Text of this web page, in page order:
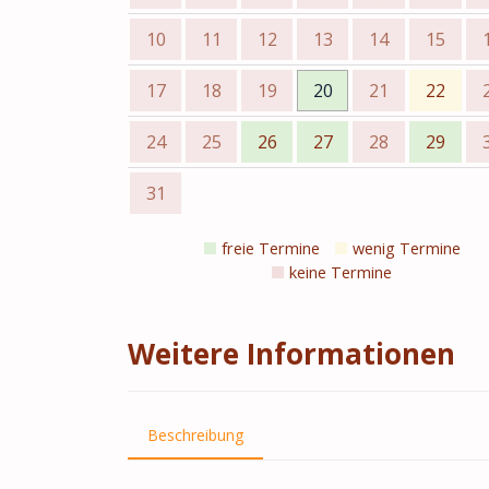
10 11 12 13 14 15
17 18 19 20 21 22
24 25 26 27 28 29
31
freie Termine
wenig Termine
keine Termine
Weitere Informationen
Beschreibung